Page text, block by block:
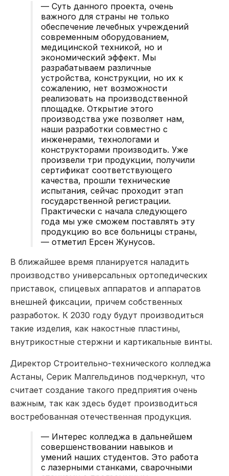
— Суть данного проекта, очень
важного для страны не только
обеспечение лечебных учреждений
современным оборудованием,
медицинской техникой, но и
экономический эффект. Мы
разрабатываем различные
устройства, конструкции, но их к
сожалению, нет возможности
реализовать на производственной
площадке. Открытие этого
производства уже позволяет нам,
наши разработки совместно с
инженерами, технологами и
конструкторами производить. Уже
произвели три продукции, получили
сертификат соответствующего
качества, прошли технические
испытания, сейчас проходит этап
государственной регистрации.
Практически с начала следующего
года мы уже сможем поставлять эту
продукцию во все больницы страны,
— отметил Ерсен Жунусов.
В ближайшее время планируется наладить
производство универсальных ортопедических
приставок, спицевых аппаратов и аппаратов
внешней фиксации, причем собственных
разработок. К 2030 году будут производиться
такие изделия, как накостные пластины,
внутрикостные стержни и картикальные винты.
Директор Строительно-технического колледжа
Астаны, Серик Малгельдинов подчеркнул, что
считает создание такого предприятия очень
важным, так как здесь будет производиться
востребованная отечественная продукция.
— Интерес колледжа в дальнейшем
совершенствовании навыков и
умений наших студентов. Это работа
с лазерными станками, сварочными